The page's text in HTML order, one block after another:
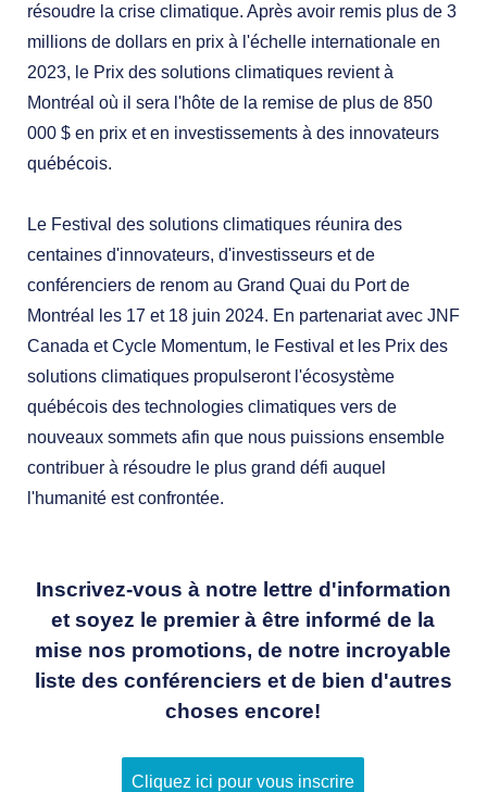
résoudre la crise climatique. Après avoir remis plus de 3
millions de dollars en prix à l'échelle internationale en
2023, le Prix des solutions climatiques revient à
Montréal où il sera l'hôte de la remise de plus de 850
000 $ en prix et en investissements à des innovateurs
québécois.
Le Festival des solutions climatiques réunira des
centaines d'innovateurs, d'investisseurs et de
conférenciers de renom au Grand Quai du Port de
Montréal les 17 et 18 juin 2024. En partenariat avec JNF
Canada et Cycle Momentum, le Festival et les Prix des
solutions climatiques propulseront l'écosystème
québécois des technologies climatiques vers de
nouveaux sommets afin que nous puissions ensemble
contribuer à résoudre le plus grand défi auquel
l'humanité est confrontée.
Inscrivez-vous à notre lettre d'information
et soyez le premier à être informé de la
mise nos promotions, de notre incroyable
liste des conférenciers et de bien d'autres
choses encore!
Cliquez ici pour vous inscrire